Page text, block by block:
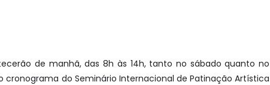
de manhã, das 8h às 14h, tanto no sábado quanto no
cronograma do Seminário Internacional de Patinação Artística